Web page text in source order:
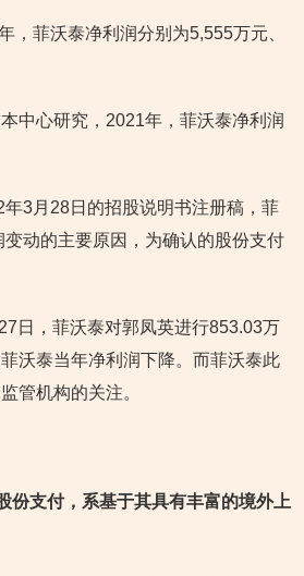
，菲沃泰净利润分别为5,555万元、
中心研究，2021年，菲沃泰净利润
3月28日的招股说明书注册稿，菲
动的主要原因，为确认的股份支付
日，菲沃泰对郭凤英进行853.03万
沃泰当年净利润下降。而菲沃泰此
管机构的关注。
份支付，系基于其具有丰富的境外上